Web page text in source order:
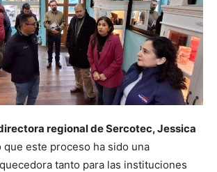
regional de Sercotec, Jessica
que este proceso ha sido una
tanto para las instituciones